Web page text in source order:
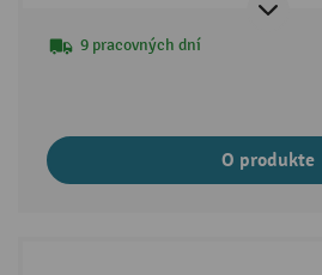
9 pracovných dní
O produkte